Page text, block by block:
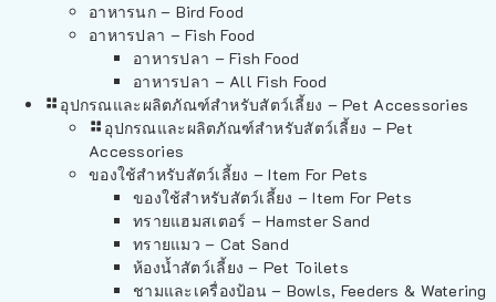
อาหารนก – Bird Food
อาหารปลา – Fish Food
อาหารปลา – Fish Food
อาหารปลา – All Fish Food
อุปกรณและผลิตภัณฑ์สำหรับสัตว์เลี้ยง – Pet Accessories
อุปกรณและผลิตภัณฑ์สำหรับสัตว์เลี้ยง – Pet
Accessories
ของใช้สำหรับสัตว์เลี้ยง – Item For Pets
ของใช้สำหรับสัตว์เลี้ยง – Item For Pets
ทรายแฮมสเตอร์ – Hamster Sand
ทรายแมว – Cat Sand
ห้องน้ำสัตว์เลี้ยง – Pet Toilets
ชามและเครื่องป้อน – Bowls, Feeders & Watering